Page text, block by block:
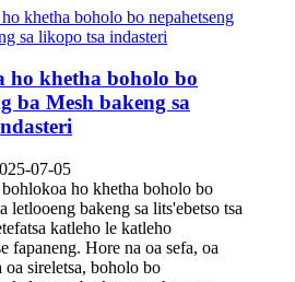
ho khetha boholo bo
ba Mesh bakeng sa
07-05
ho khetha boholo bo
letlooeng bakeng sa lits'ebetso tsa
katleho le katleho
fapaneng. Hore na oa sefa, oa
oa sireletsa, boholo bo